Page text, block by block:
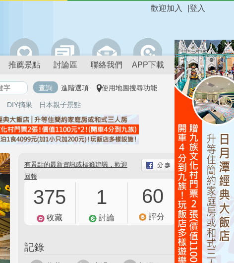
登入
歡迎加入
推薦景點 討論區 聯絡我們 APP下載
進階選項 使用地圖搜尋功能
DIY摘果 日本親子景點
有景點的最新資訊或標籤建議，歡迎
回報
375
收藏
1
討論
60
評分
記錄